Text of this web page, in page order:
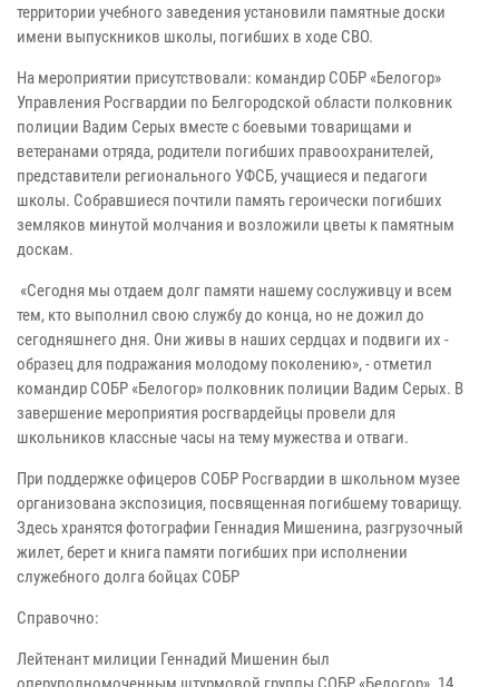
территории учебного заведения установили памятные доски
имени выпускников школы, погибших в ходе СВО.
На мероприятии присутствовали: командир СОБР «Белогор»
Управления Росгвардии по Белгородской области полковник
полиции Вадим Серых вместе с боевыми товарищами и
ветеранами отряда, родители погибших правоохранителей,
представители регионального УФСБ, учащиеся и педагоги
школы. Собравшиеся почтили память героически погибших
земляков минутой молчания и возложили цветы к памятным
доскам.
«Сегодня мы отдаем долг памяти нашему сослуживцу и всем
тем, кто выполнил свою службу до конца, но не дожил до
сегодняшнего дня. Они живы в наших сердцах и подвиги их -
образец для подражания молодому поколению», - отметил
командир СОБР «Белогор» полковник полиции Вадим Серых. В
завершение мероприятия росгвардейцы провели для
школьников классные часы на тему мужества и отваги.
При поддержке офицеров СОБР Росгвардии в школьном музее
организована экспозиция, посвященная погибшему товарищу.
Здесь хранятся фотографии Геннадия Мишенина, разгрузочный
жилет, берет и книга памяти погибших при исполнении
служебного долга бойцах СОБР
Справочно:
Лейтенант милиции Геннадий Мишенин был